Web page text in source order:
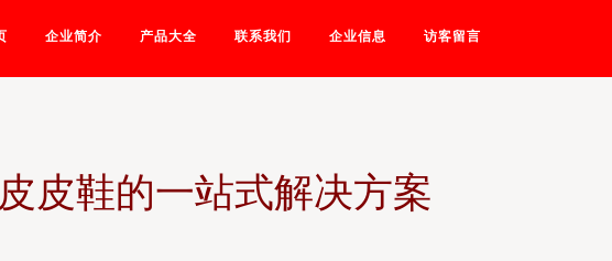
企业简介 产品大全 联系我们 企业信息 访客留言
皮鞋的一站式解决方案